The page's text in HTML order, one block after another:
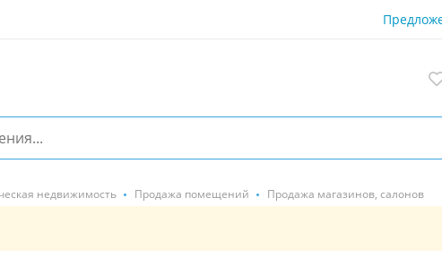
недвижимость Продажа помещений Продажа магазинов, салонов